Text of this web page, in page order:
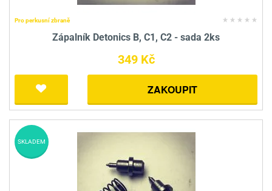
Pro perkusní zbraně
Zápalník Detonics B, C1, C2 - sada 2ks
349 Kč
ZAKOUPIT
SKLADEM